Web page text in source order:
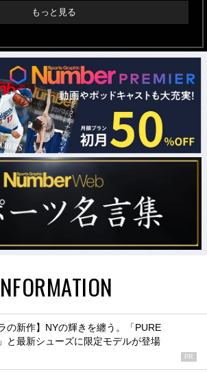
もっと見る
の新作】NYの輝きを纏う。「PURE
と最新シューズに限定モデルが登場
PR